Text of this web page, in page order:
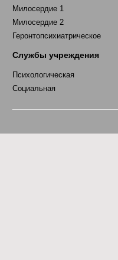
Милосердие 1
Милосердие 2
Геронтопсихиатрическое
Службы учреждения
Психологическая
Социальная